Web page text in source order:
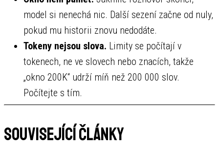
model si nenechá nic. Další sezení začne od nuly,
pokud mu historii znovu nedodáte.
Tokeny nejsou slova. Limity se počítají v
tokenech, ne ve slovech nebo znacích, takže
„okno 200K“ udrží míň než 200 000 slov.
Počítejte s tím.
Související články